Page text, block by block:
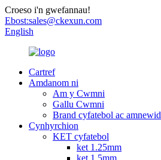
Croeso i'n gwefannau!
Ebost:sales@ckexun.com
English
Cartref
Amdanom ni
Am y Cwmni
Gallu Cwmni
Brand cyfatebol ac amnewid
Cynhyrchion
KET cyfatebol
ket 1.25mm
ket 1.5mm